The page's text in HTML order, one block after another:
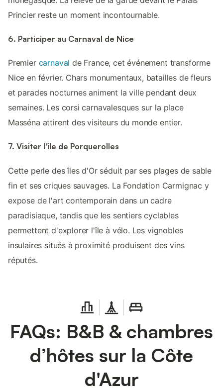
Princier reste un moment incontournable.
6. Participer au Carnaval de Nice
Premier carnaval de France, cet événement transforme
Nice en février. Chars monumentaux, batailles de fleurs
et parades nocturnes animent la ville pendant deux
semaines. Les corsi carnavalesques sur la place
Masséna attirent des visiteurs du monde entier.
7. Visiter l'île de Porquerolles
Cette perle des îles d'Or séduit par ses plages de sable
fin et ses criques sauvages. La Fondation Carmignac y
expose de l'art contemporain dans un cadre
paradisiaque, tandis que les sentiers cyclables
permettent d'explorer l'île à vélo. Les vignobles
insulaires situés à proximité produisent des vins
réputés.
FAQs: B&B & chambres
d’hôtes sur la Côte
d'Azur